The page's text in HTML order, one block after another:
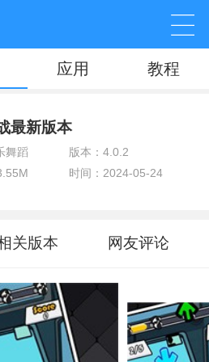
应用 教程
最新版本
舞蹈
版本：4.0.2
时间：2024-05-24
关版本 网友评论